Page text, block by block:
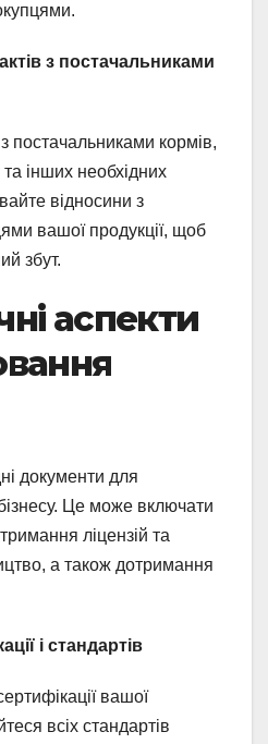
з постачальниками
постачальниками кормів,
інших необхідних
відносини з
вашої продукції, щоб
збут.
аспекти
документи для
Це може включати
ліцензій та
а також дотримання
і стандартів
вашої
всіх стандартів